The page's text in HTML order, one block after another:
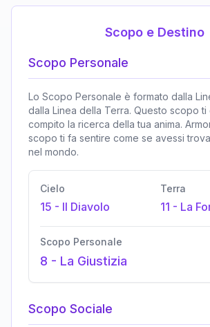
Scopo e Destino
Scopo Personale
Lo Scopo Personale è formato dalla
dalla Linea della Terra. Questo scopo ti
compito la ricerca della tua anima.
scopo ti fa sentire come se avessi
nel mondo.
Cielo
15 - Il Diavolo
Terra
11 - La
Scopo Personale
8 - La Giustizia
Scopo Sociale